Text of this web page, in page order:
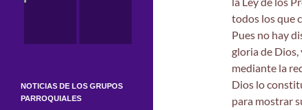
todos los que
Pues no hay
gloria de
mediante la
Dios lo
para mostrar
NOTICIAS DE LOS GRUPOS
PARROQUIALES